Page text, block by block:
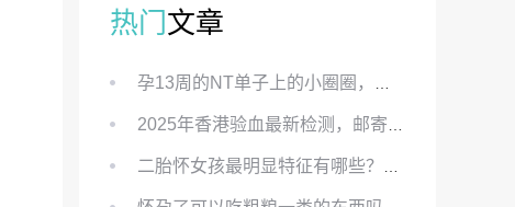
热门文章